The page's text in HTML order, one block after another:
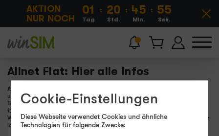
AKTION
NUR NOCH
01
Tag
: 20
Std.
: 45
Min.
: 55
Sek.
Allnet Flat: Hier alle Infos
Auf der Suche nach einem passenden Handy Tarif, stößt man heutzutage
unweigerlich auf verschiedeneAllnet FlatAngebote. Obwohl sich diese
Tarife in den Details vielfach unterscheiden, kann festgehalten werden, dass
für jedes Nutzerverhalten der individuell richtige Tarif existiert. Ob Viel- oder
Wenigtelefonierer, Vielsurfer oder SMS-Schreiber, für alle Vorlieben gibt es den
idealen Tarif.
Cookie-Einstellungen
Diese Webseite verwendet Cookies und ähnliche
Technologien für folgende Zwecke: